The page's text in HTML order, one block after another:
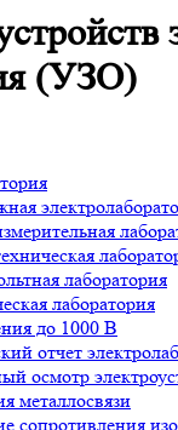
(УЗО)
лаборатория
лаборатория
до 1000 В
отчет
осмотр
металлосвязи
сопротивления